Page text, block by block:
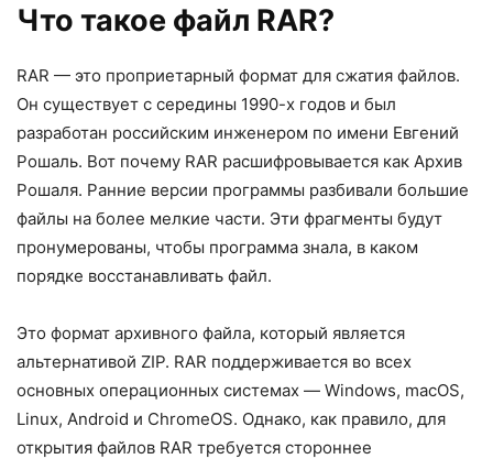
Что такое файл RAR?
RAR — это проприетарный формат для сжатия файлов.
Он существует с середины 1990-х годов и был
разработан российским инженером по имени Евгений
Рошаль. Вот почему RAR расшифровывается как Архив
Рошаля. Ранние версии программы разбивали большие
файлы на более мелкие части. Эти фрагменты будут
пронумерованы, чтобы программа знала, в каком
порядке восстанавливать файл.
Это формат архивного файла, который является
альтернативой ZIP. RAR поддерживается во всех
основных операционных системах — Windows, macOS,
Linux, Android и ChromeOS. Однако, как правило, для
открытия файлов RAR требуется стороннее